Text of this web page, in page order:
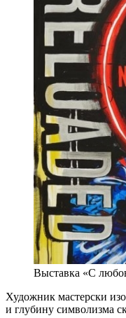
Выставка «С
Художник мастерски
и глубину символизма